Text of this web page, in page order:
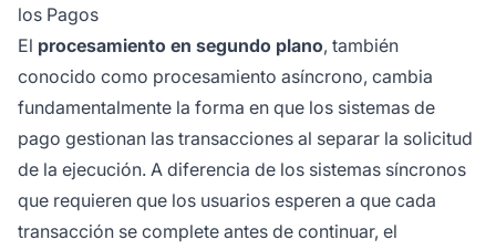
los Pagos
El procesamiento en segundo plano, también
conocido como procesamiento asíncrono, cambia
fundamentalmente la forma en que los sistemas de
pago gestionan las transacciones al separar la solicitud
de la ejecución. A diferencia de los sistemas síncronos
que requieren que los usuarios esperen a que cada
transacción se complete antes de continuar, el